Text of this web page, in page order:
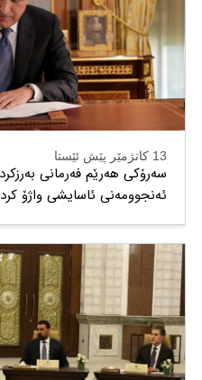
13 کاتژمێر پێش ئێستا
ئەنجوومەنی ئاسایشی واژۆ کرد